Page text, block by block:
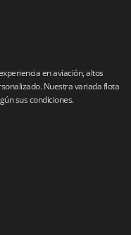
en aviación, altos
Nuestra variada flota
sus condiciones.